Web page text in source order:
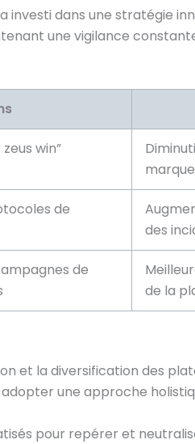
investi dans une stratégie
une vigilance
win”
marque
de
des
de
de la
et la diversification des
une approche
pour repérer et